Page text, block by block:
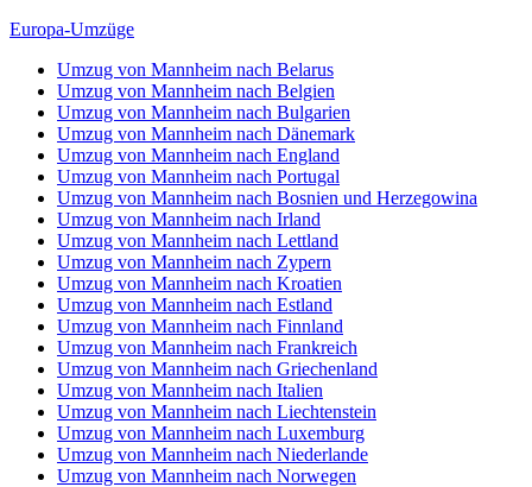
Europa-Umzüge
Umzug von Mannheim nach Belarus
Umzug von Mannheim nach Belgien
Umzug von Mannheim nach Bulgarien
Umzug von Mannheim nach Dänemark
Umzug von Mannheim nach England
Umzug von Mannheim nach Portugal
Umzug von Mannheim nach Bosnien und Herzegowina
Umzug von Mannheim nach Irland
Umzug von Mannheim nach Lettland
Umzug von Mannheim nach Zypern
Umzug von Mannheim nach Kroatien
Umzug von Mannheim nach Estland
Umzug von Mannheim nach Finnland
Umzug von Mannheim nach Frankreich
Umzug von Mannheim nach Griechenland
Umzug von Mannheim nach Italien
Umzug von Mannheim nach Liechtenstein
Umzug von Mannheim nach Luxemburg
Umzug von Mannheim nach Niederlande
Umzug von Mannheim nach Norwegen